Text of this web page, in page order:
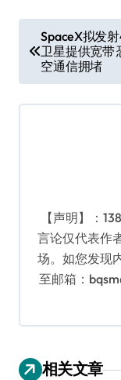
章
导
航
SpaceX拟发
卫星提供宽带
空通信拥堵
【声明】：
言论仅代表作
场。如您发现
至邮箱：
相关文章